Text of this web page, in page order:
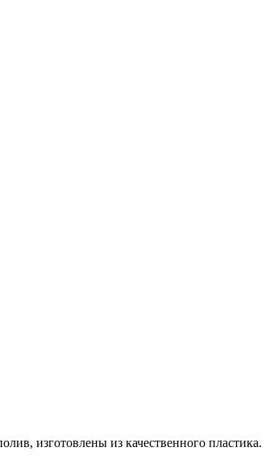
изготовлены из качественного пластика.